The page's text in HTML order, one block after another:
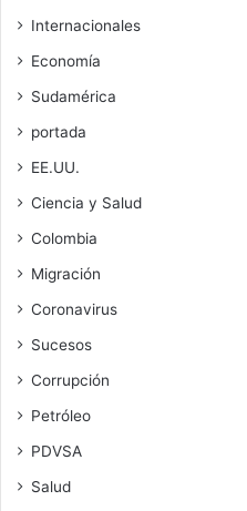
Internacionales
Economía
Sudamérica
portada
EE.UU.
Ciencia y Salud
Colombia
Migración
Coronavirus
Sucesos
Corrupción
Petróleo
PDVSA
Salud